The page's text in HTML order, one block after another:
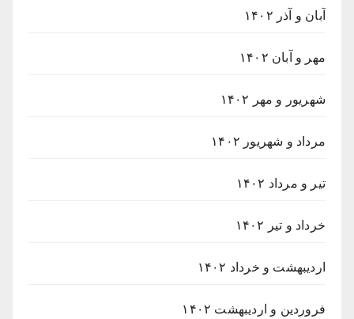
آبان و آذر ۱۴۰۲
مهر و آبان ۱۴۰۲
شهریور و مهر ۱۴۰۲
مرداد و شهریور ۱۴۰۲
تیر و مرداد ۱۴۰۲
خرداد و تیر ۱۴۰۲
اردیبهشت و خرداد ۱۴۰۲
فروردین و اردیبهشت ۱۴۰۲